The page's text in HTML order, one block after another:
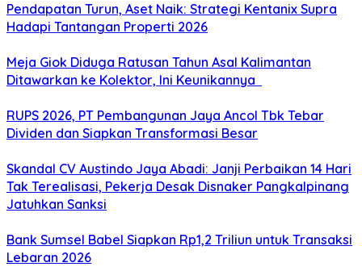
Pendapatan Turun, Aset Naik: Strategi Kentanix Supra
Hadapi Tantangan Properti 2026
Meja Giok Diduga Ratusan Tahun Asal Kalimantan
Ditawarkan ke Kolektor, Ini Keunikannya
RUPS 2026, PT Pembangunan Jaya Ancol Tbk Tebar
Dividen dan Siapkan Transformasi Besar
Skandal CV Austindo Jaya Abadi: Janji Perbaikan 14 Hari
Tak Terealisasi, Pekerja Desak Disnaker Pangkalpinang
Jatuhkan Sanksi
Bank Sumsel Babel Siapkan Rp1,2 Triliun untuk Transaksi
Lebaran 2026